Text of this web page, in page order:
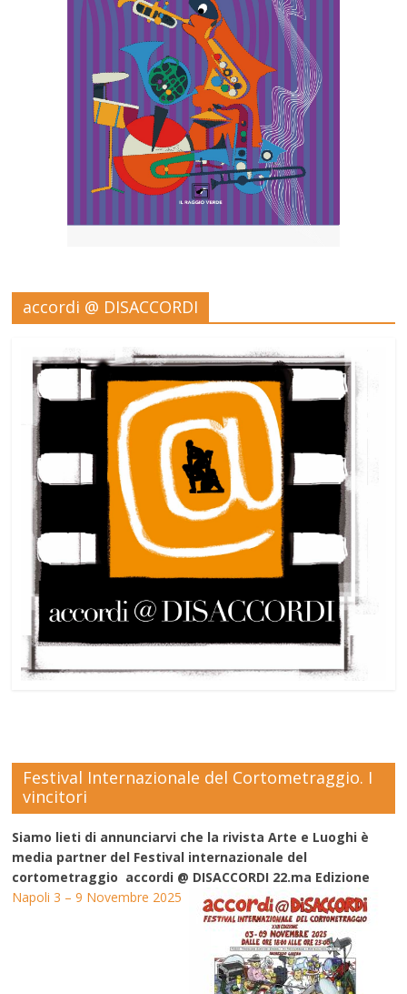
accordi @ DISACCORDI
Festival Internazionale del Cortometraggio. I
vincitori
Siamo lieti di annunciarvi che la rivista Arte e Luoghi è
media partner del Festival internazionale del
cortometraggio accordi @ DISACCORDI 22.ma Edizione
Napoli 3 – 9 Novembre 2025